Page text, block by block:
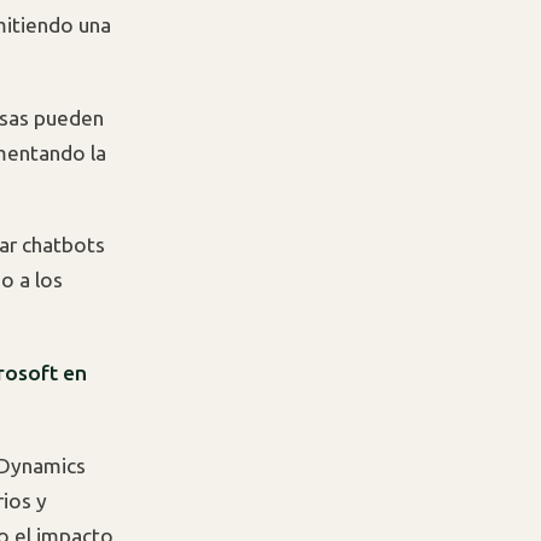
una
pueden
la
chatbots
a los
en
y
el impacto